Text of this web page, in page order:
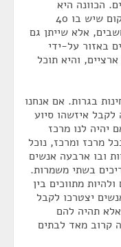
הכוונה היא
שהמרכזים האלה יהפכו להיות לא רק מקום שיש בו 40
והוא נותן שירות לאותם 40 מחשבים, אלא שייתן גם
באזור על-ידי
והיא תוכל
בגרות. אם אנחנו
איזשהו סיוע
יהיה לנו מרכז
מרכז ומרכז, נוכל
ובו ארבעה אנשים
בשתי משמרות.
מתווכים בין
יצטרכו לקבל
תהיה להם
קרוב מאד לבתים